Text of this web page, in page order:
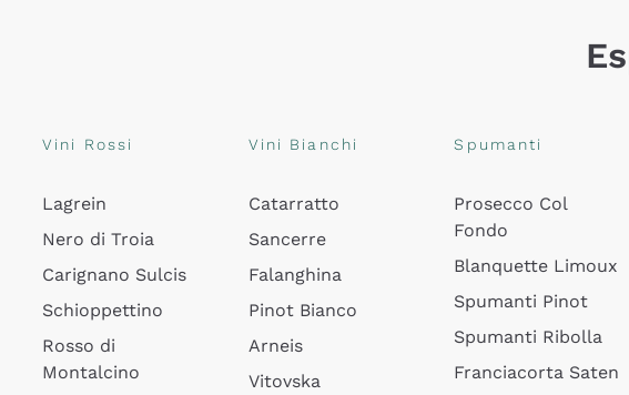
Vini Rossi
Lagrein
Nero di Troia
Carignano Sulcis
Schioppettino
Rosso di
Montalcino
Vini Bianchi
Catarratto
Sancerre
Falanghina
Pinot Bianco
Arneis
Vitovska
Spumanti
Prosecco Col
Fondo
Blanquette Limoux
Spumanti Pinot
Spumanti Ribolla
Franciacorta Saten